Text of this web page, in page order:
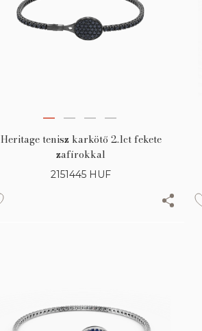
Heritage tenisz karkötő 2.1ct fekete
zafírokkal
2151445 HUF